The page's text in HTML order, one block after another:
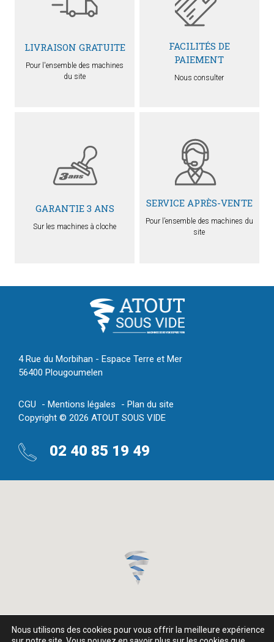
LIVRAISON GRATUITE
Pour l'ensemble des machines
du site
FACILITÉS DE
PAIEMENT
Nous consulter
GARANTIE 3 ANS
Sur les machines à cloche
SERVICE APRÈS-VENTE
Pour l’ensemble des machines du
site
4 Rue du Morbihan - Espace Terre et Mer
56400 Plougoumelen
CGU Mentions légales
Plan du site
Copyright © 2026 ATOUT SOUS VIDE
02 40 85 19 49
Nous utilisons des cookies pour vous offrir la meilleure expérience